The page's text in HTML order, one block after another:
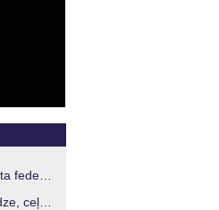
gadu termiņam
sportu